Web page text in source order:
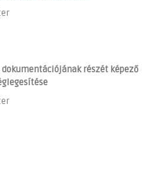
részét képező